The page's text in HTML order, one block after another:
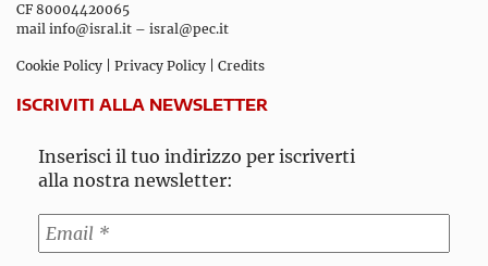
CF 80004420065
mail info@isral.it – isral@pec.it
Cookie Policy Privacy Policy Credits
ISCRIVITI ALLA NEWSLETTER
Inserisci il tuo indirizzo per iscriverti
alla nostra newsletter: